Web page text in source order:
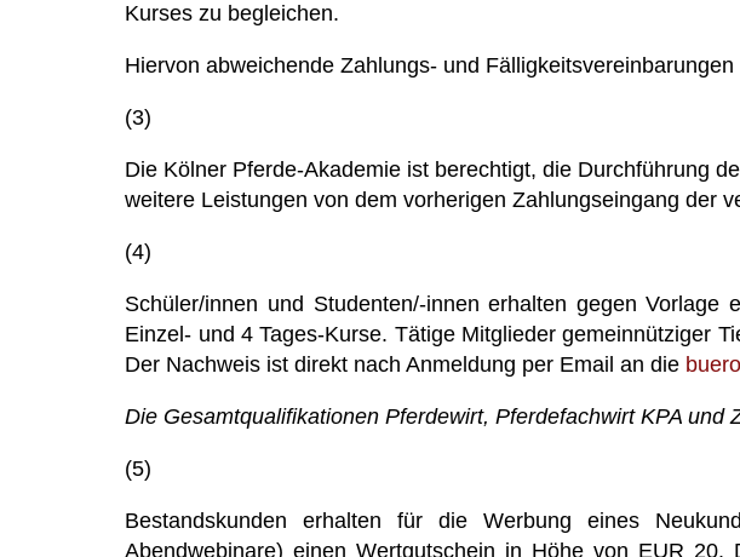
Kurses zu begleichen.
Hiervon abweichende Zahlungs- und
(3)
Die Kölner Pferde-Akademie ist berechtigt, die Durchführung
weitere Leistungen von dem vorherigen Zahlungseingang der
(4)
Schüler/innen und Studenten/-innen erhalten gegen
Einzel- und 4 Tages-Kurse. Tätige Mitglieder gemeinnütziger
Der Nachweis ist direkt nach Anmeldung per Email an die
Die Gesamtqualifikationen Pferdewirt, Pferdefachwirt KPA
(5)
Bestandskunden erhalten für die Werbung eines
Abendwebinare) einen Wertgutschein in Höhe von EUR